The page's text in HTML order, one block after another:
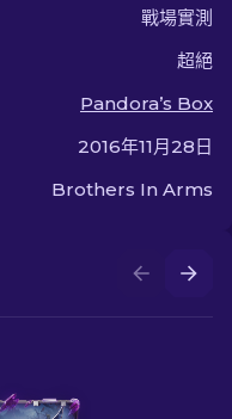
戰場實測
超絕
Pandora’s Box
2016年11月28日
Brothers In Arms